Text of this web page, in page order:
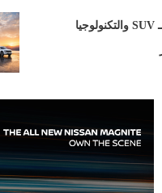
هافال H6.. أناقة الـ SUV والتكنولوجيا